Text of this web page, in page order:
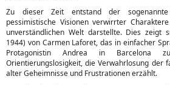
Zu dieser Zeit entstand der sogenannte
pessimistische Visionen verwirrter
unverständlichen Welt darstellte. Dies zeigt
1944) von Carmen Laforet, das in einfacher
Protagonistin Andrea in Barcelona
Orientierungslosigkeit, die Verwahrlosung der
alter Geheimnisse und Frustrationen erzählt.